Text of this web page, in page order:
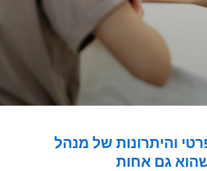
והיתרונות של מנהל
גם אחות